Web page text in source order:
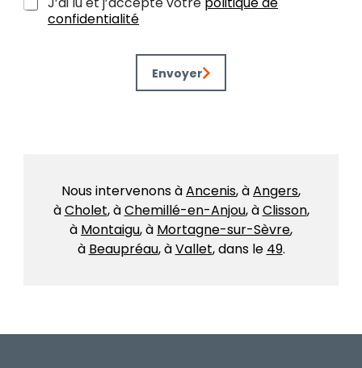
confidentialité
Envoyer
Nous intervenons àAncenis, àAngers,
àCholet, àChemillé-en-Anjou, àClisson,
à Montaigu, à Mortagne-sur-Sèvre,
à Beaupréau, àVallet, dans le 49.